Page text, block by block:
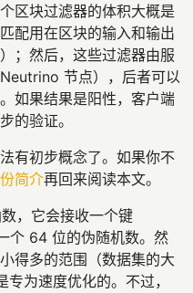
区块过滤器的体积大概是
配用在区块的输入和输出
；然后，这些过滤器由服
节点），后者可以
如果结果是阳性，客户端
的验证。
有初步概念了。如果你不
简介再回来阅读本文。
，它会接收一个键
个 64 位的伪随机数。然
得多的范围（数据集的大
为速度优化的。不过，